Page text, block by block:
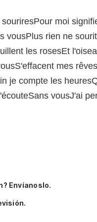
moi
vousPlus rien ne
les rosesEt
mes
je compte les
vousJ'ai
Envíanoslo.